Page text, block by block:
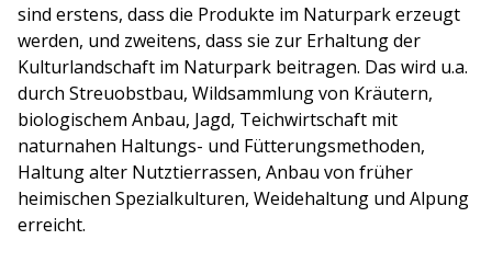
sind erstens, dass die Produkte im Naturpark erzeugt
werden, und zweitens, dass sie zur Erhaltung der
Kulturlandschaft im Naturpark beitragen. Das wird u.a.
durch Streuobstbau, Wildsammlung von Kräutern,
biologischem Anbau, Jagd, Teichwirtschaft mit
naturnahen Haltungs- und Fütterungsmethoden,
Haltung alter Nutztierrassen, Anbau von früher
heimischen Spezialkulturen, Weidehaltung und Alpung
erreicht.